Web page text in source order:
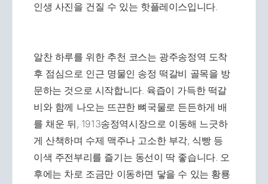
인생 사진을 건질 수 있는 핫플레이스입니다.
알찬 하루를 위한 추천 코스는 광주송정역 도착
후 점심으로 인근 명물인 송정 떡갈비 골목을 방
문하는 것으로 시작합니다. 육즙이 가득한 떡갈
비와 함께 나오는 뜨끈한 뼈국물로 든든하게 배
를 채운 뒤, 1913송정역시장으로 이동해 느긋하
게 산책하며 수제 맥주나 고소한 부각, 식빵 등
이색 주전부리를 즐기는 동선이 딱 좋습니다. 오
후에는 차로 조금만 이동하면 닿을 수 있는 황룡